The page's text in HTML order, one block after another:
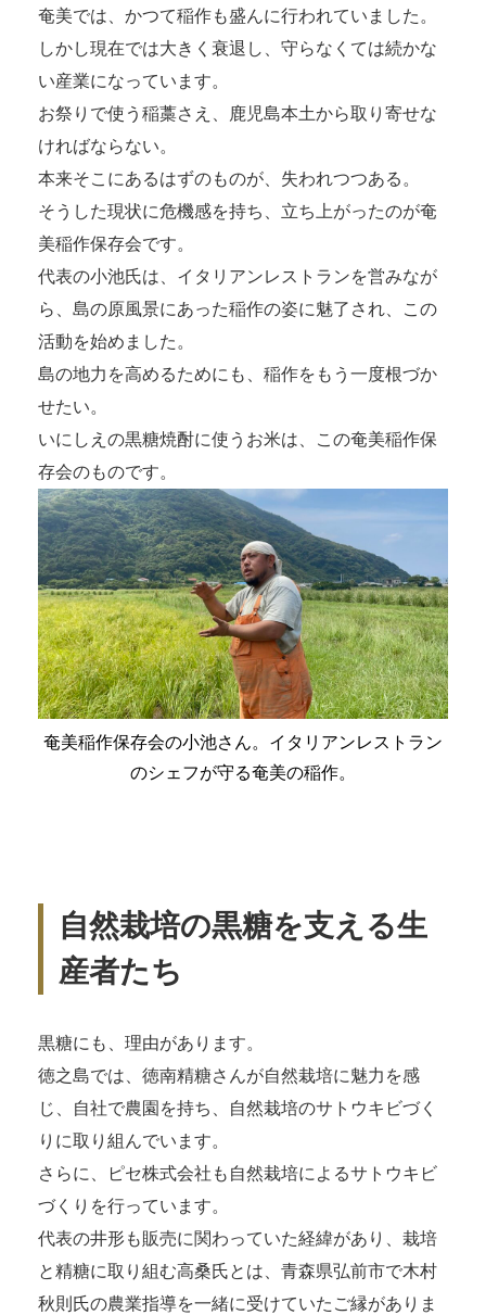
奄美では、かつて稲作も盛んに行われていました。
しかし現在では大きく衰退し、守らなくては続かな
い産業になっています。
お祭りで使う稲藁さえ、鹿児島本土から取り寄せな
ければならない。
本来そこにあるはずのものが、失われつつある。
そうした現状に危機感を持ち、立ち上がったのが奄
美稲作保存会です。
代表の小池氏は、イタリアンレストランを営みなが
ら、島の原風景にあった稲作の姿に魅了され、この
活動を始めました。
島の地力を高めるためにも、稲作をもう一度根づか
せたい。
いにしえの黒糖焼酎に使うお米は、この奄美稲作保
存会のものです。
奄美稲作保存会の小池さん。イタリアンレストラン
のシェフが守る奄美の稲作。
自然栽培の黒糖を支える生
産者たち
黒糖にも、理由があります。
徳之島では、徳南精糖さんが自然栽培に魅力を感
じ、自社で農園を持ち、自然栽培のサトウキビづく
りに取り組んでいます。
さらに、ピセ株式会社も自然栽培によるサトウキビ
づくりを行っています。
代表の井形も販売に関わっていた経緯があり、栽培
と精糖に取り組む高桑氏とは、青森県弘前市で木村
秋則氏の農業指導を一緒に受けていたご縁がありま